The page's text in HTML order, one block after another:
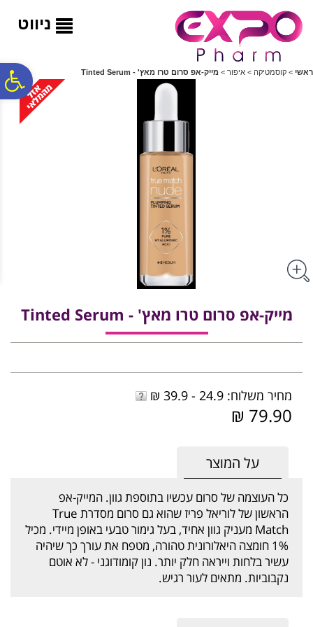
ניווט
ראשי > קוסמטיקה > איפור > מייק-אפ סרום טרו מאץ' - Tinted Serum
מייק-אפ סרום טרו מאץ' - Tinted Serum
מחיר משלוח: 24.9 - 39.9 ₪
79.90 ₪
על המוצר
כל העוצמה של סרום עכשיו בתוספת גוון. המייק-אפ
הראשון של לוריאל פריז שהוא גם סרום מסדרת True
Match מעניק גוון אחיד, בעל גימור טבעי באופן מיידי. מכיל
1% חומצה היאלורונית טהורה, מטפח את עורך כך שיהיה
עשיר בלחות וייראה חלק יותר. נון קומודוגני - לא אוטם
נקבוביות. מתאים לעור רגיש.